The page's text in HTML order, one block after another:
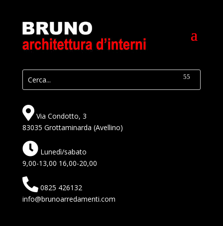
Via Condotto, 3
83035 Grottaminarda (Avellino)
Lunedì/sabato
9,00-13,00 16,00-20,00
0825 426132
info@brunoarredamenti.com